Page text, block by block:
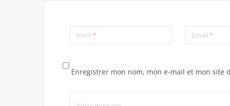
Nom * Email*
Enregistrer mon nom, mon e-mail et mon